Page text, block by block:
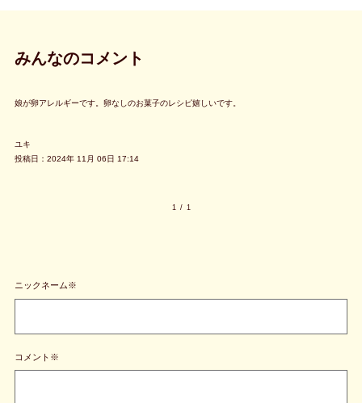
みんなのコメント
娘が卵アレルギーです。卵なしのお菓子のレシピ嬉しいです。
ユキ
投稿日：2024年 11月 06日 17:14
1 / 1
ニックネーム※
コメント※